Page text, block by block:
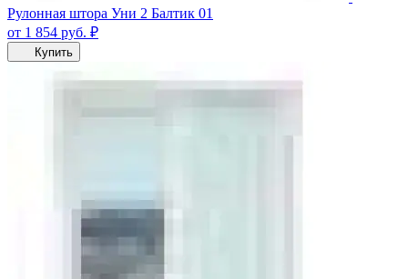
Рулонная штора Уни 2 Балтик 01
от 1 854 руб. ₽
Купить